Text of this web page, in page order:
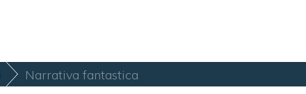
Narrativa fantastica